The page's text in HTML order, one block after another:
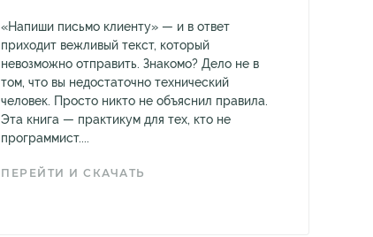
«Напиши письмо клиенту» — и в ответ
приходит вежливый текст, который
невозможно отправить. Знакомо? Дело не в
том, что вы недостаточно технический
человек. Просто никто не объяснил правила.
Эта книга — практикум для тех, кто не
программист....
ПЕРЕЙТИ И СКАЧАТЬ